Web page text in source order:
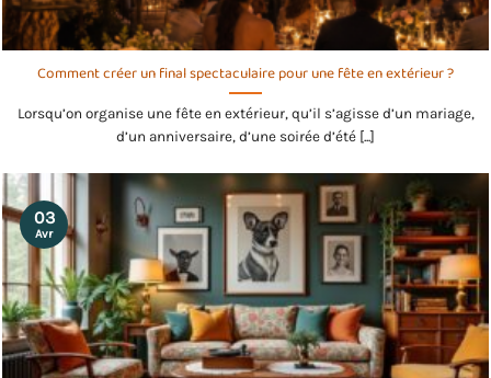
Comment créer un final spectaculaire pour une fête en extérieur ?
Lorsqu’on organise une fête en extérieur, qu’il s’agisse d’un mariage,
d’un anniversaire, d’une soirée d’été [...]
03
Avr